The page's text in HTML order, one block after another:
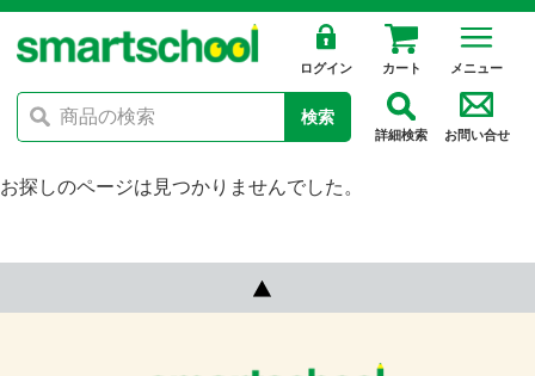
ログイン カート メニュー
検索
詳細検索 お問い合せ
お探しのページは見つかりませんでした。